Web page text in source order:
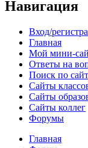
Навигация
Вход/
Главная
Мой мини-
Ответы на
Поиск по
Сайты
Сайты
Сайты коллег
Форумы
Главная